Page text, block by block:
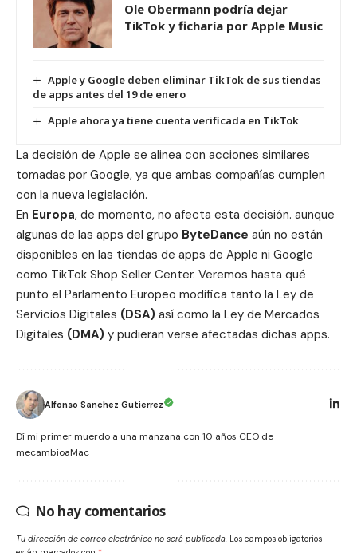
Ole Obermann podría dejar
TikTok y ficharía por Apple Music
Apple y Google deben eliminar TikTok de sus tiendas
de apps antes del 19 de enero
Apple ahora ya tiene cuenta verificada en TikTok
La decisión de Apple se alinea con acciones similares
tomadas por Google, ya que ambas compañías cumplen
con la nueva legislación.
En Europa, de momento, no afecta esta decisión. aunque
algunas de las apps del grupo ByteDance aún no están
disponibles en las tiendas de apps de Apple ni Google
como TikTok Shop Seller Center. Veremos hasta qué
punto el Parlamento Europeo modifica tanto la Ley de
Servicios Digitales (DSA) así como la Ley de Mercados
Digitales (DMA) y pudieran verse afectadas dichas apps.
Alfonso Sanchez Gutierrez
Dí mi primer muerdo a una manzana con 10 años CEO de
mecambioaMac
No hay comentarios
Tu dirección de correo electrónico no será publicada. Los campos obligatorios